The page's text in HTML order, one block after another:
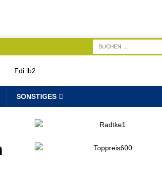
SONSTIGES